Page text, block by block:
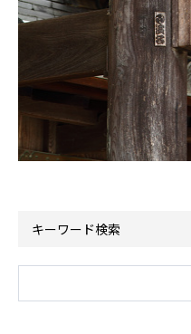
キーワード検索